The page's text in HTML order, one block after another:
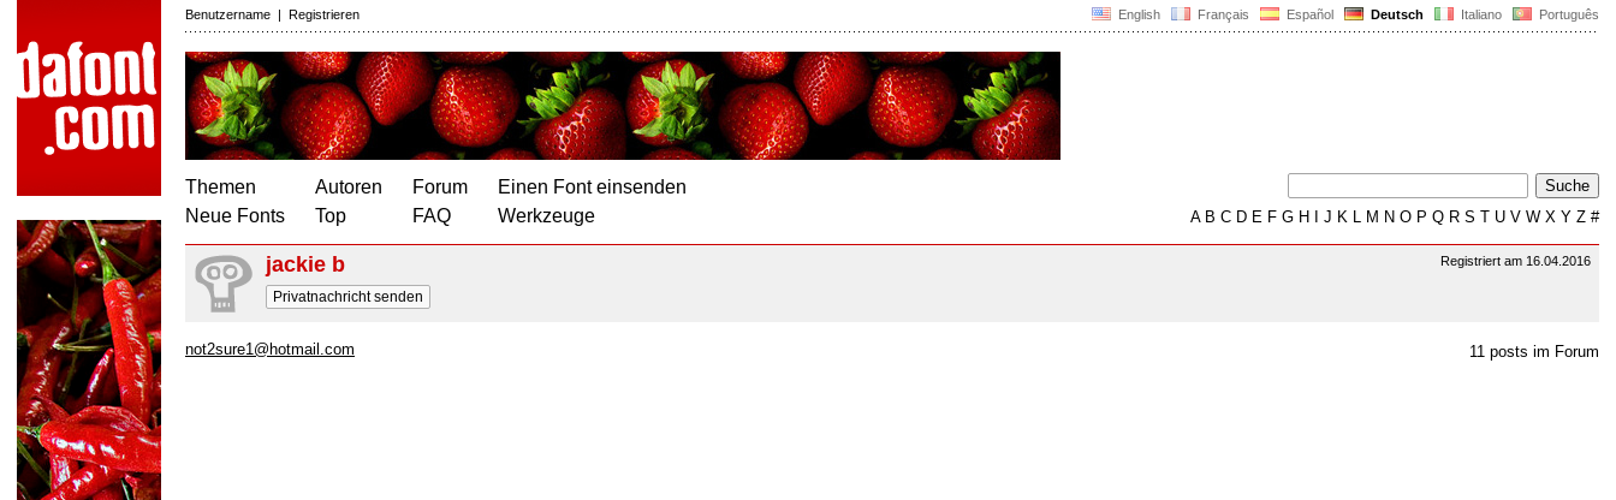
English Français Español Deutsch Italiano Português
Benutzername | Registrieren
Themen
Neue Fonts
Autoren
Top
Forum
FAQ
Einen Font einsenden
Werkzeuge
AB C D E F G H J K L M N O P Q R S T U V W X Y Z #
Registriert am 16.04.2016
jackie b
Privatnachricht senden
11 posts im Forum
not2sure1@hotmail.com